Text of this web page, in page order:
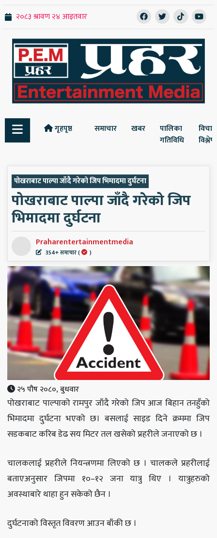
गृहपृष्ठ समाचार खबर
पालिका
गतिविधि
पोखराबाट पाल्पा जाँदै गरेको जिप भिमादमा दुर्घटना
पोखराबाट पाल्पा जाँदै गरेको जिप
भिमादमा दुर्घटना
Praharentertainmentmedia
354+ समाचार ( )
२५ पौष २०८०, बुधवार
पोखराबाट पाल्पाको रामपुर जाँदै गरेको जिप आज बिहान तनहुँको
भिमादमा दुर्घटना भएको छ। बसलाई साइड दिने क्रममा जिप
सडकबाट करिब डेढ सय मिटर तल खसेको प्रहरीले जनाएको छ ।
चालकलाई प्रहरीले नियन्त्रणमा लिएको छ । चालकले प्रहरीलाई
बताएअनुसार जिपमा १०–१२ जना यात्रु थिए । यात्रुहरुको
अवस्थाबारे थाहा हुन सकेको छैन ।
दुर्घटनाको विस्तृत विवरण आउन बाँकी छ ।